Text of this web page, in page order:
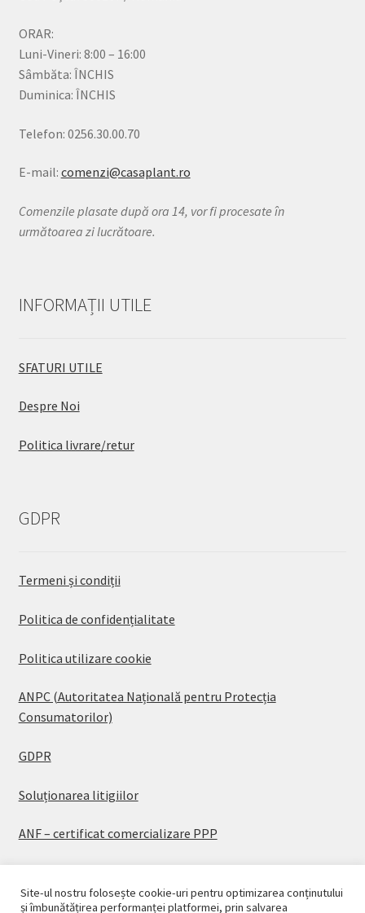
ORAR:
Luni-Vineri: 8:00 – 16:00
Sâmbăta: ÎNCHIS
Duminica: ÎNCHIS
Telefon: 0256.30.00.70
E-mail: comenzi@casaplant.ro
Comenzile plasate după ora 14, vor fi procesate în
următoarea zi lucrătoare.
INFORMAȚII UTILE
SFATURI UTILE
Despre Noi
Politica livrare/retur
GDPR
Termeni și condiții
Politica de confidențialitate
Politica utilizare cookie
ANPC (Autoritatea Națională pentru Protecția
Consumatorilor)
GDPR
Soluționarea litigiilor
ANF – certificat comercializare PPP
Site-ul nostru folosește cookie-uri pentru optimizarea conținutului
și îmbunătățirea performanței platformei, prin salvarea